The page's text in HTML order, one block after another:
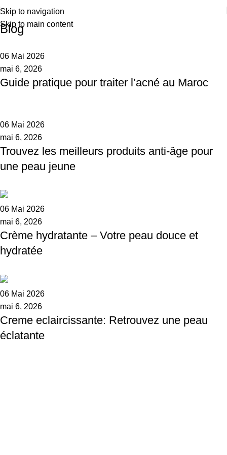
Skip to navigation
Skip to main content
Blog
06 Mai 2026
mai 6, 2026
Guide pratique pour traiter l’acné au Maroc
06 Mai 2026
mai 6, 2026
Trouvez les meilleurs produits anti-âge pour
une peau jeune
06 Mai 2026
mai 6, 2026
Crème hydratante – Votre peau douce et
hydratée
06 Mai 2026
mai 6, 2026
Creme eclaircissante: Retrouvez une peau
éclatante